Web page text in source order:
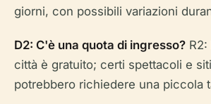
giorni, con possibili variazioni
D2: C'è una quota di ingresso?
città è gratuito; certi spettacoli e
potrebbero richiedere una piccola